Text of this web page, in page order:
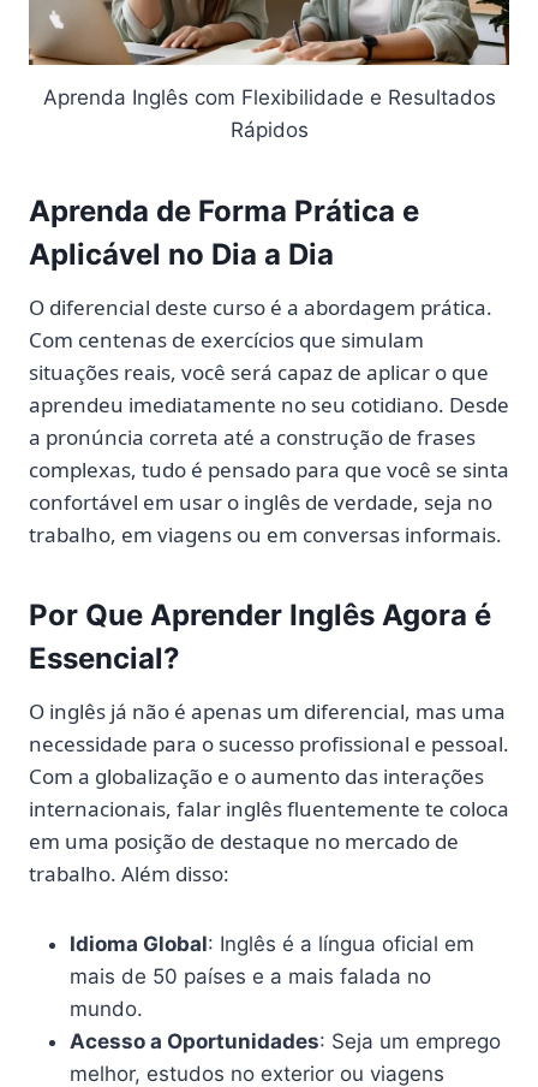
Aprenda Inglês com Flexibilidade e Resultados
Rápidos
Aprenda de Forma Prática e
Aplicável no Dia a Dia
O diferencial deste curso é a abordagem prática.
Com centenas de exercícios que simulam
situações reais, você será capaz de aplicar o que
aprendeu imediatamente no seu cotidiano. Desde
a pronúncia correta até a construção de frases
complexas, tudo é pensado para que você se sinta
confortável em usar o inglês de verdade, seja no
trabalho, em viagens ou em conversas informais.
Por Que Aprender Inglês Agora é
Essencial?
O inglês já não é apenas um diferencial, mas uma
necessidade para o sucesso profissional e pessoal.
Com a globalização e o aumento das interações
internacionais, falar inglês fluentemente te coloca
em uma posição de destaque no mercado de
trabalho. Além disso:
Idioma Global: Inglês é a língua oficial em
mais de 50 países e a mais falada no
mundo.
Acesso a Oportunidades: Seja um emprego
melhor, estudos no exterior ou viagens